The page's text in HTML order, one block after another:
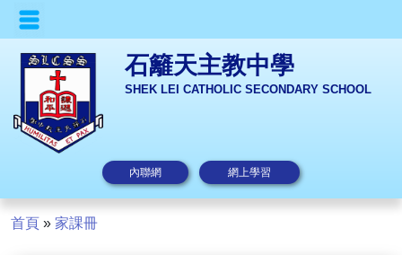
石籬天主教中學
SHEK LEI CATHOLIC SECONDARY SCHOOL
內聯網 網上學習
首頁 » 家課冊